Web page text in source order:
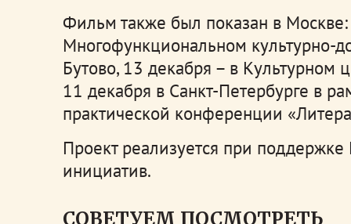
Фильм также был показан в
Многофункциональном культурно-
Бутово, 13 декабря – в Культурном
11 декабря в Санкт-Петербурге в
практической конференции
Проект реализуется при
инициатив.
СОВЕТУЕМ ПОСМОТРЕТЬ